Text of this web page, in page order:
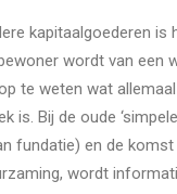
kapitaalgoederen
wordt van een
te weten wat
is. Bij de oude
fundatie) en de
wordt